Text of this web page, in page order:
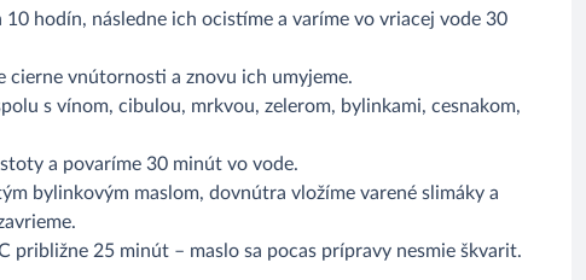
hodín, následne ich ocistíme a varíme vo vriacej vode 30
cierne vnútornosti a znovu ich umyjeme.
s vínom, cibulou, mrkvou, zelerom, bylinkami, cesnakom,
a povaríme 30 minút vo vode.
bylinkovým maslom, dovnútra vložíme varené slimáky a
približne 25 minút – maslo sa pocas prípravy nesmie škvarit.